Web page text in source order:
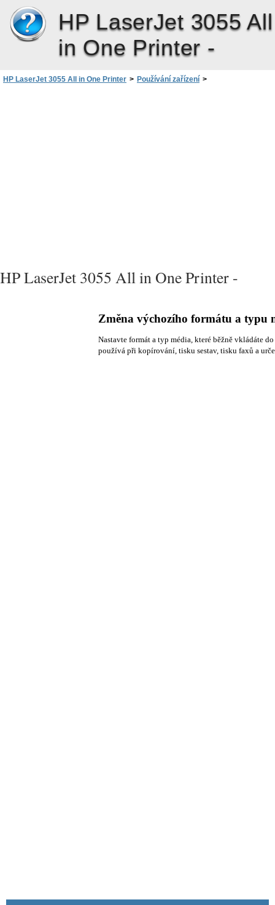
HP LaserJet 3055 All
in One Printer -
HP LaserJet 3055 All in One Printer > Používání zařízení >
HP LaserJet 3055 All in One Printer -
Změna výchozího formátu a typu
Nastavte formát a typ média, které běžně vkládáte
používá při kopírování, tisku sestav, tisku faxů a